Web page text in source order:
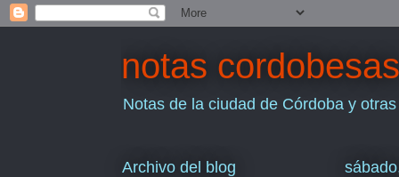
notas cordobesas
Notas de la ciudad de Córdoba y
Archivo del blog